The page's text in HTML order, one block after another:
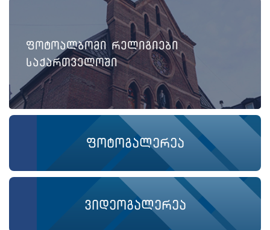
ფოტოალბომი რელიგიები
საქართველოში
ფოტოგალერეა
ვიდეოგალერეა